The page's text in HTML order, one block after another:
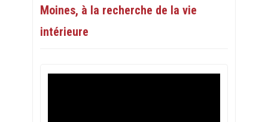
Moines, à la recherche de la vie
intérieure